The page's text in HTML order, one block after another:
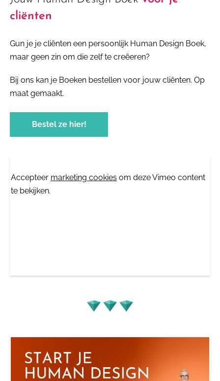
cliënten
Gun je je cliënten een persoonlijk Human Design Boek,
maar geen zin om die zelf te creëeren?
Bij ons kan je Boeken bestellen voor jouw cliënten. Op
maat gemaakt.
Bestel ze hier!
⋯
Accepteer marketing cookies om deze Vimeo content
te bekijken.